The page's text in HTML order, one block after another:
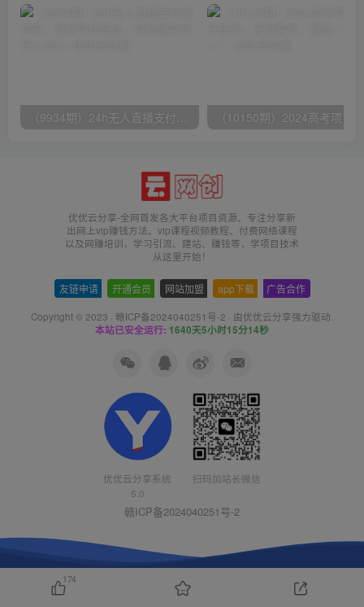
优优云分享-全网首发各大平台项目资源、专注分享新
出网上vip赚钱方法、vip课程视频教程、付费网络课程
以及网赚培训，学习引流、建站、赚钱等，学项目技术
从这里开始！
友链申请 开通会员 网站加盟 app下载 广告合作
Copyright © 2023 · 赣ICP备2024040251号-2 · 由优优云分享强力驱动.
本站已安全运行: 1640天5小时15分14秒
优优云分享系统
5.0
扫码加站长微信
赣ICP备2024040251号-2
174